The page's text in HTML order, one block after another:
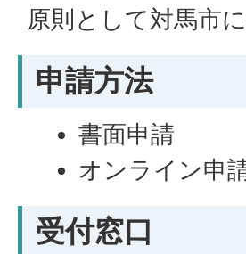
原則として対馬市
申請方法
書面申請
オンライン申
受付窓口